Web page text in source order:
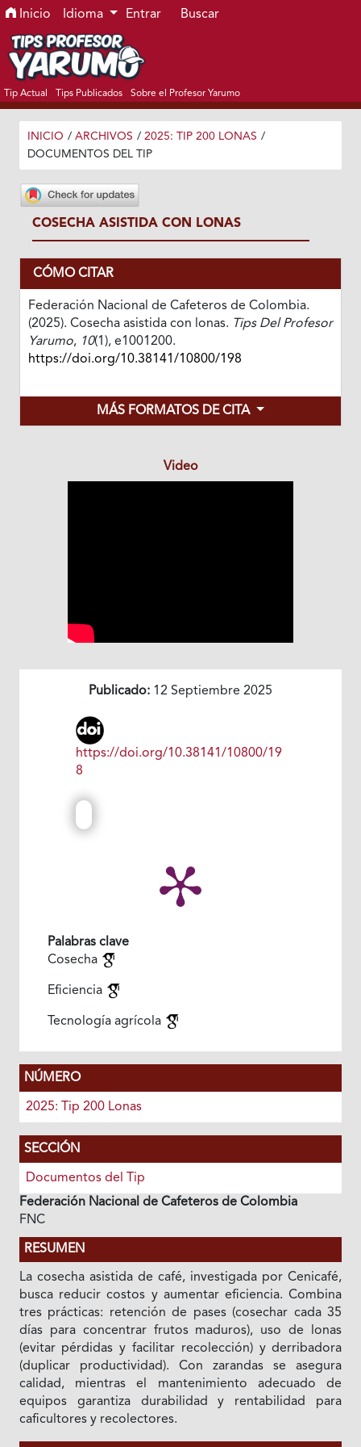
Ir al menú de navegación principal
Ir al contenido principal
Ir al pie de página del sitio
Inicio Idioma Entrar Buscar
Tip Actual Tips Publicados Sobre el Profesor Yarumo
INICIO / ARCHIVOS / 2025: TIP 200 LONAS /
DOCUMENTOS DEL TIP
COSECHA ASISTIDA CON LONAS
CÓMO CITAR
Federación Nacional de Cafeteros de Colombia.
(2025). Cosecha asistida con lonas. Tips Del Profesor
Yarumo, 10(1), e1001200.
https://doi.org/10.38141/10800/198
MÁS FORMATOS DE CITA
Video
Publicado: 12 Septiembre 2025
https://doi.org/10.38141/10800/19
8
Palabras clave
Cosecha
Eficiencia
Tecnología agrícola
NÚMERO
2025: Tip 200 Lonas
SECCIÓN
Documentos del Tip
Federación Nacional de Cafeteros de Colombia
FNC
RESUMEN
La cosecha asistida de café, investigada por Cenicafé,
busca reducir costos y aumentar eficiencia. Combina
tres prácticas: retención de pases (cosechar cada 35
días para concentrar frutos maduros), uso de lonas
(evitar pérdidas y facilitar recolección) y derribadora
(duplicar productividad). Con zarandas se asegura
calidad, mientras el mantenimiento adecuado de
equipos garantiza durabilidad y rentabilidad para
caficultores y recolectores.